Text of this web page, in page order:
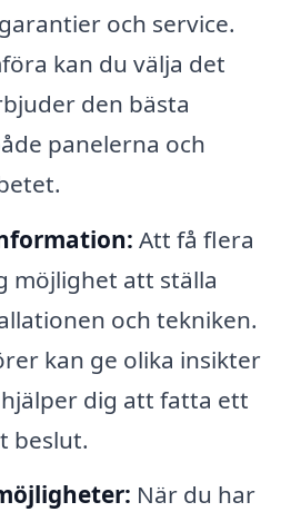
och service.
kan du välja det
den bästa
panelerna och
Att få flera
möjlighet att ställa
och tekniken.
kan ge olika insikter
dig att fatta ett
beslut.
När du har